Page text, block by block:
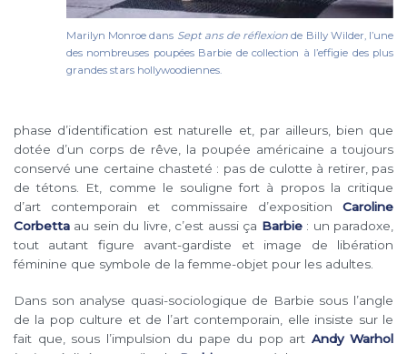
Marilyn Monroe dans Sept ans de réflexion de Billy Wilder, l’une
des nombreuses poupées Barbie de collection à l’effigie des plus
grandes stars hollywoodiennes.
phase d’identification est naturelle et, par ailleurs, bien que
dotée d’un corps de rêve, la poupée américaine a toujours
conservé une certaine chasteté : pas de culotte à retirer, pas
de tétons. Et, comme le souligne fort à propos la critique
d’art contemporain et commissaire d’exposition Caroline
Corbetta au sein du livre, c’est aussi ça Barbie: un paradoxe,
tout autant figure avant-gardiste et image de libération
féminine que symbole de la femme-objet pour les adultes.
Dans son analyse quasi-sociologique de Barbie sous l’angle
de la pop culture et de l’art contemporain, elle insiste sur le
fait que, sous l’impulsion du pape du pop art Andy Warhol